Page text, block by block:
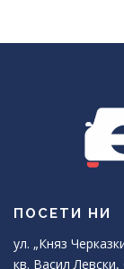
ПОСЕТИ НИ
ул. „Княз
кв. Васил